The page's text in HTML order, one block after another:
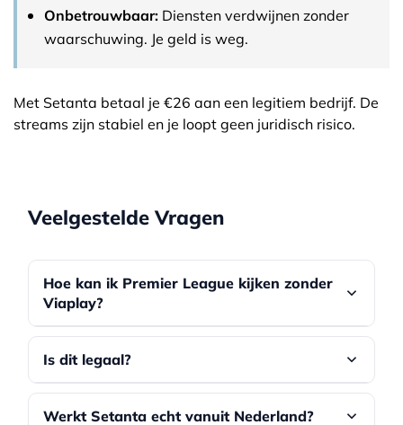
Onbetrouwbaar: Diensten verdwijnen zonder
waarschuwing. Je geld is weg.
Met Setanta betaal je €26 aan een legitiem bedrijf. De
streams zijn stabiel en je loopt geen juridisch risico.
Veelgestelde Vragen
Hoe kan ik Premier League kijken zonder
Viaplay?
(€26/jaar) met een VPN zoals NordVPN.
Verbind met een Oekraïense server en maak
een account aan. Je hebt dan toegang tot alle
Is dit legaal?
Werkt Setanta echt vanuit Nederland?